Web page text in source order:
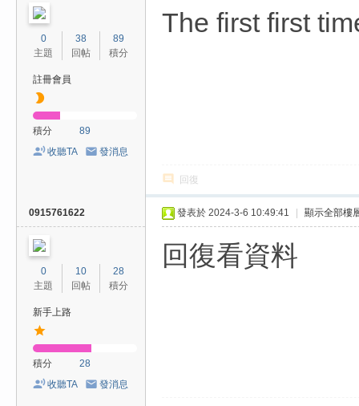
0
主題
38
回帖
89
積分
註冊會員
積分
89
收聽TA
發消息
The first first
回復
0915761622
0
主題
10
回帖
28
積分
新手上路
積分
28
收聽TA
發消息
發表於 2024-3-6 10:49:41 顯示全部樓
回復看資料